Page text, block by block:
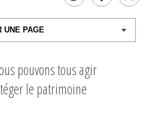
pouvons tous agir
le patrimoine